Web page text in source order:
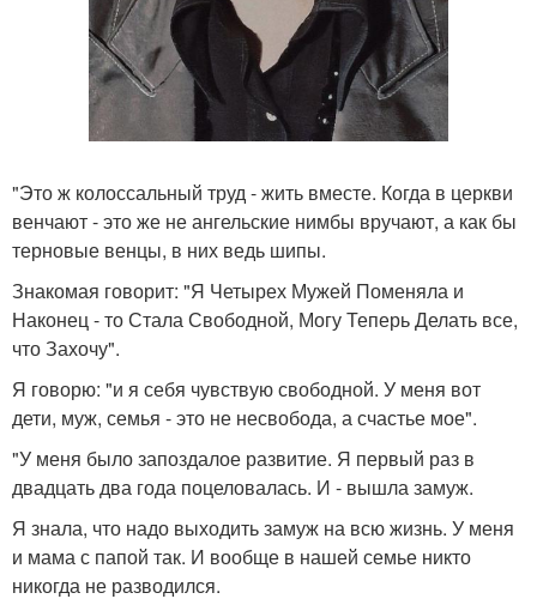
"Это ж колоссальный труд - жить вместе. Когда в церкви
венчают - это же не ангельские нимбы вручают, а как бы
терновые венцы, в них ведь шипы.
Знакомая говорит: "Я Четырех Мужей Поменяла и
Наконец - то Стала Свободной, Могу Теперь Делать все,
что Захочу".
Я говорю: "и я себя чувствую свободной. У меня вот
дети, муж, семья - это не несвобода, а счастье мое".
"У меня было запоздалое развитие. Я первый раз в
двадцать два года поцеловалась. И - вышла замуж.
Я знала, что надо выходить замуж на всю жизнь. У меня
и мама с папой так. И вообще в нашей семье никто
никогда не разводился.